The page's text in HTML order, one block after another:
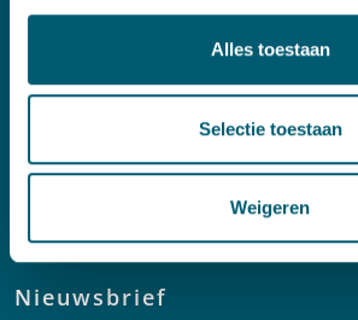
Alles toestaan
Selectie toestaan
Weigeren
T:+31 6 20 01 08 16
New Babylon
Nieuwsbrief